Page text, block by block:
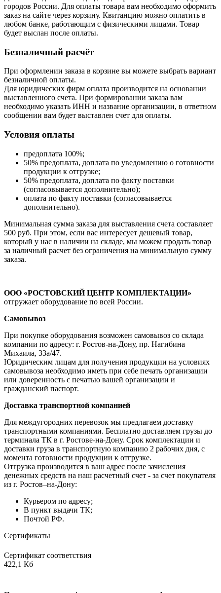
городов России. Для оплаты товара вам необходимо оформить
заказ на сайте через корзину. Квитанцию можно оплатить в
любом банке, работающим с физическими лицами. Товар
будет выслан после оплаты.
Безналичный расчёт
При оформлении заказа в корзине вы можете выбрать вариант
безналичной оплаты.
Для юридических фирм оплата производится на основании
выставленного счета. При формировании заказа вам
необходимо указать ИНН и название организации, в ответном
сообщении вам будет выставлен счет для оплаты.
Условия оплаты
предоплата 100%;
50% предоплата, доплата по уведомлению о готовности
продукции к отгрузке;
50% предоплата, доплата по факту поставки
(согласовывается дополнительно);
оплата по факту поставки (согласовывается
дополнительно).
Минимальная сумма заказа для выставления счета составляет
500 руб. При этом, если вас интересует дешевый товар,
который у нас в наличии на складе, мы можем продать товар
за наличный расчет без ограничения на минимальную сумму
заказа.
ООО «РОСТОВСКИЙ ЦЕНТР КОМПЛЕКТАЦИИ»
отгружает оборудование по всей России.
Самовывоз
При покупке оборудования возможен самовывоз со склада
компании по адресу: г. Ростов-на-Дону, пр. Нагибина
Михаила, 33а/47.
Юридическим лицам для получения продукции на условиях
самовывоза необходимо иметь при себе печать организации
или доверенность с печатью вашей организации и
гражданский паспорт.
Доставка транспортной компанией
Для междугородних перевозок мы предлагаем доставку
транспортными компаниями. Бесплатно доставляем грузы до
терминала ТК в г. Ростове-на-Дону. Срок комплектации и
доставки груза в транспортную компанию 2 рабочих дня, с
момента готовности продукции к отгрузке.
Отгрузка производится в ваш адрес после зачисления
денежных средств на наш расчетный счет - за счет покупателя
из г. Ростов–на-Дону:
Курьером по адресу;
В пункт выдачи ТК;
Почтой РФ.
Сертификаты
Сертификат соответствия
422,1 Кб